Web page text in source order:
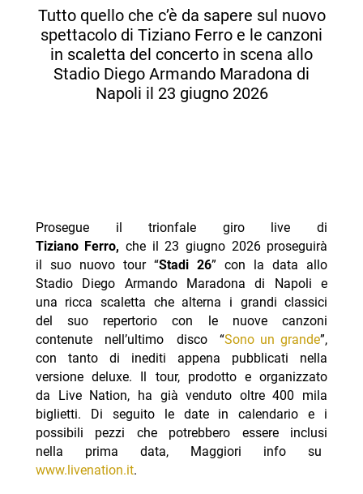
Tutto quello che c’è da sapere sul nuovo
spettacolo di Tiziano Ferro e le canzoni
in scaletta del concerto in scena allo
Stadio Diego Armando Maradona di
Napoli il 23 giugno 2026
Prosegue il trionfale giro live di
Tiziano Ferro,che il 23 giugno 2026 proseguirà
il suo nuovo tour “Stadi 26” con la data allo
Stadio Diego Armando Maradona di Napoli e
una ricca scaletta che alterna i grandi classici
del suo repertorio con le nuove canzoni
contenute nell’ultimo disco “Sono un grande”,
con tanto di inediti appena pubblicati nella
versione deluxe. Il tour, prodotto e organizzato
da Live Nation, ha già venduto oltre 400 mila
biglietti. Di seguito le date in calendario e i
possibili pezzi che potrebbero essere inclusi
nella prima data, Maggiori info su
www.livenation.it.